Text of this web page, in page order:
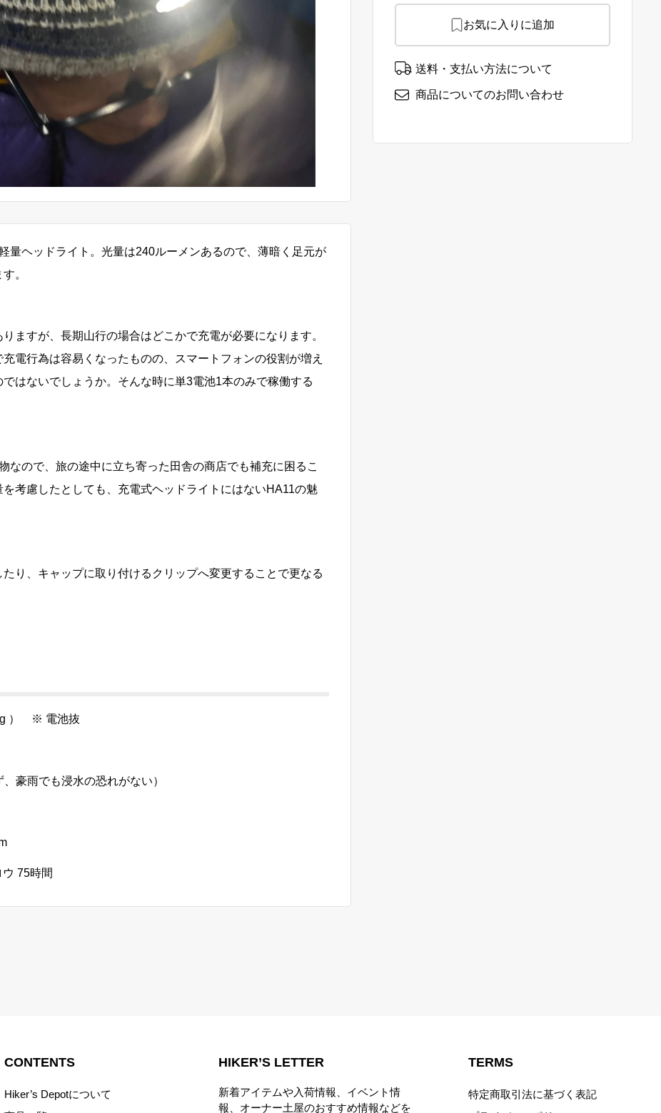
お気に入りに追加
送料・支払い方法について
商品についてのお問い合わせ
量ヘッドライト。光量は240ルーメンあるので、薄暗く足元が
。
りますが、長期山行の場合はどこかで充電が必要になります。
電行為は容易くなったものの、 スマートフォンの役割が増え
はないでしょうか。 そんな時に単3電池1本のみで稼働する
ので、旅の途中に立ち寄った田舎の商店でも補充に困るこ
考慮したとしても、充電式ヘッドライトにはないHA11の魅
り、キャップに取り付けるクリップへ変更することで更なる
） ※ 電池抜
豪雨でも浸水の恐れがない）
75時間
CONTENTS
Hiker’s Depotについて
HIKER’S LETTER
新着アイテムや入荷情報、イベント情
報、オーナー土屋のおすすめ情報などを
TERMS
特定商取引法に基づく表記